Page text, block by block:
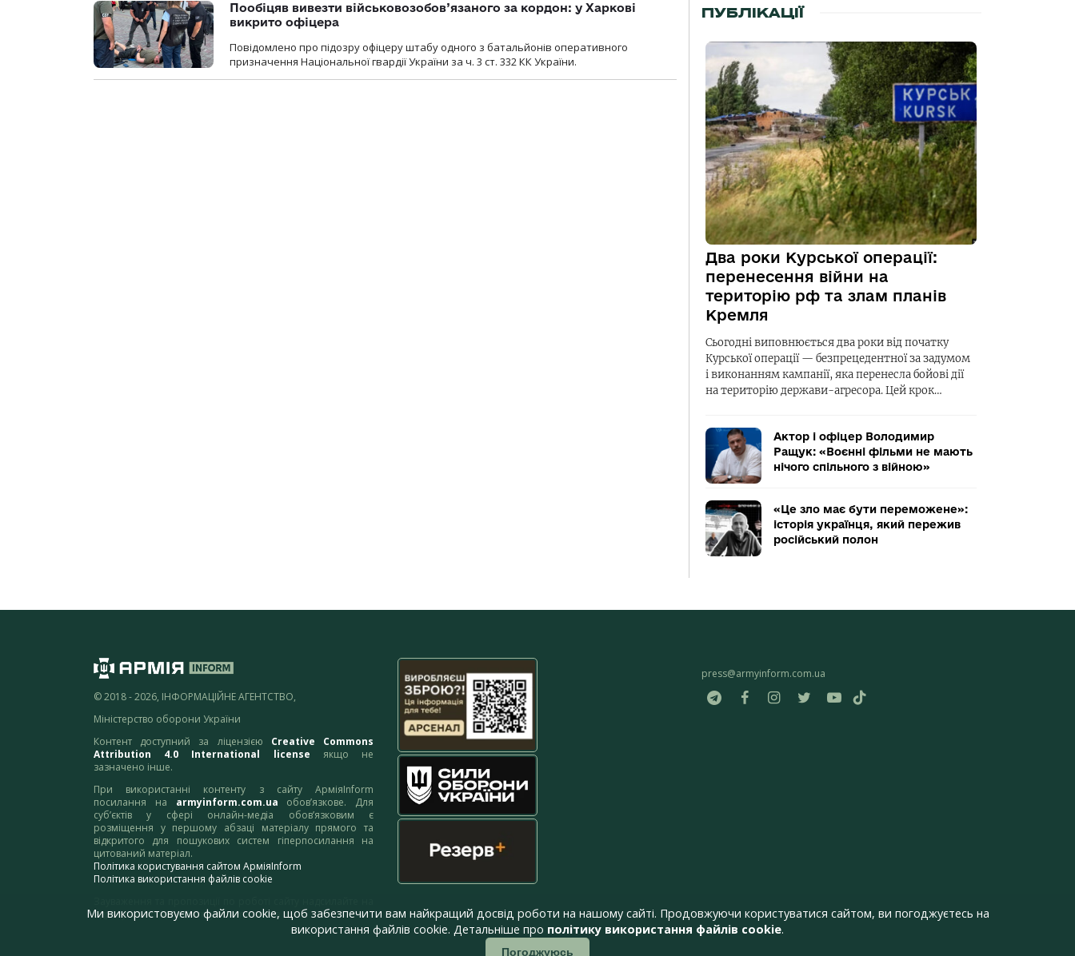
Пообіцяв вивезти військовозобов’язаного за кордон: у Харкові
викрито офіцера
Повідомлено про підозру офіцеру штабу одного з батальйонів оперативного
призначення Національної гвардії України за ч. 3 ст. 332 КК України.
ПУБЛІКАЦІЇ
Два роки Курської операції:
перенесення війни на
територію рф та злам планів
Кремля
Сьогодні виповнюється два роки від початку
Курської операції — безпрецедентної за задумом
і виконанням кампанії, яка перенесла бойові дії
на територію держави-агресора. Цей крок…
Актор і офіцер Володимир
Ращук: «Воєнні фільми не мають
нічого спільного з війною»
«Це зло має бути переможене»:
історія українця, який пережив
російський полон
© 2018 - 2026, ІНФОРМАЦІЙНЕ АГЕНТСТВО,
Міністерство оборони України
Контент доступний за ліцензією Creative Commons
Attribution 4.0 International license якщо не
зазначено інше.
При використанні контенту з сайту АрміяInform
посилання на armyinform.com.ua обов’язкове. Для
суб’єктів у сфері онлайн-медіа обов’язковим є
розміщення у першому абзаці матеріалу прямого та
відкритого для пошукових систем гіперпосилання на
цитований матеріал.
Політика користування сайтом АрміяInform
Політика використання файлів cookie
адресу:webmaster@armyinform.com.ua
press@armyinform.com.ua
Ми використовуємо файли cookie, щоб забезпечити вам найкращий досвід роботи на нашому сайті. Продовжуючи користуватися сайтом, ви погоджуєтесь на
використання файлів cookie. Детальніше про політику використання файлів cookie.
Погоджуюсь